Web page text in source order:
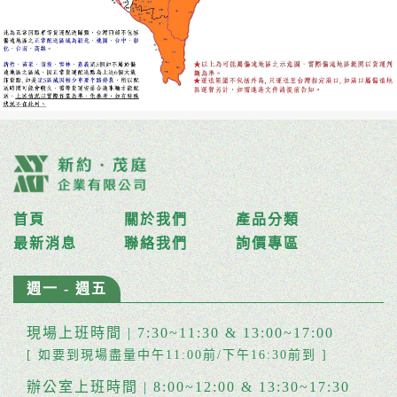
首頁 關於我們
產品分類
最新消息
聯絡我們 詢價專區
週一 - 週五
現場上班時間 | 7:30~11:30 & 13:00~17:00
[ 如要到現場盡量中午11:00前/下午16:30前到 ]
辦公室上班時間 | 8:00~12:00 & 13:30~17:30